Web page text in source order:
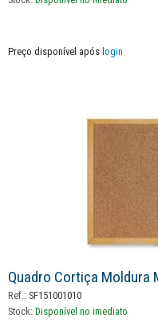
Preço disponível após login
Quadro Cortiça Moldura
Ref.: SF151001010
Stock: Disponível no imediato